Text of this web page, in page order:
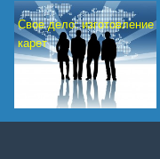
Свое дело: изготовление
карет